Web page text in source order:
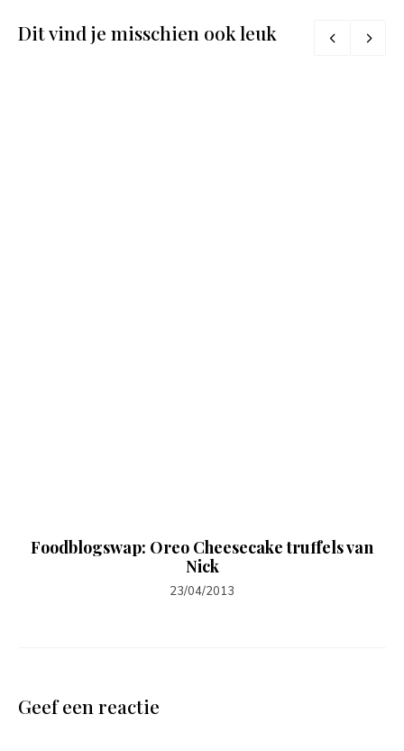
Dit vind je misschien ook leuk
Foodblogswap: Oreo Cheesecake truffels van
Nick
23/04/2013
Geef een reactie